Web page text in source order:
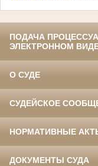
ПОДАЧА
ЭЛЕКТРОННОМ
О СУДЕ
СУДЕЙСКОЕ
НОРМАТИВНЫЕ
ДОКУМЕНТЫ СУДА